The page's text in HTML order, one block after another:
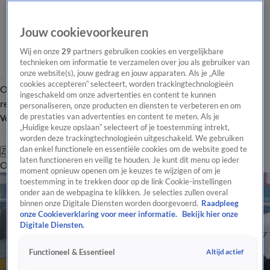
Overzicht Laatste nieuws Regionieuws Het beste van Hart
Tip de
redactie
Volg Hart van Nederland
Zoeken
OverzichtRegioUitzendingenWeerTip de redactiePanelVideo's
Jouw cookievoorkeuren
Wij en onze29 partners gebruiken cookies en vergelijkbare
technieken om informatie te verzamelen over jou als gebruiker van
onze website(s), jouw gedrag en jouw apparaten. Als je „Alle
cookies accepteren” selecteert, worden trackingtechnologieën
ingeschakeld om onze advertenties en content te kunnen
personaliseren, onze producten en diensten te verbeteren en om
de prestaties van advertenties en content te meten. Als je
„Huidige keuze opslaan” selecteert of je toestemming intrekt,
worden deze trackingtechnologieën uitgeschakeld. We gebruiken
dan enkel functionele en essentiële cookies om de website goed te
laten functioneren en veilig te houden. Je kunt dit menu op ieder
moment opnieuw openen om je keuzes te wijzigen of om je
toestemming in te trekken door op de link Cookie-instellingen
onder aan de webpagina te klikken. Je selecties zullen overal
binnen onze Digitale Diensten worden doorgevoerd. Raadpleeg
onze Cookieverklaring voor meer informatie.
Bekijk hier onze
Digitale Diensten.
Functioneel & Essentieel Altijd actief